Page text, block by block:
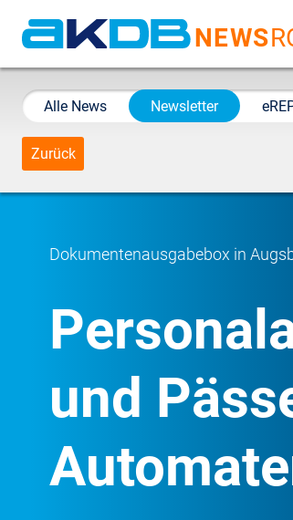
Datenverarbeitung in
NEWS
Alle News Newsletter
Zurück
Dokumentenausgabebox in
und